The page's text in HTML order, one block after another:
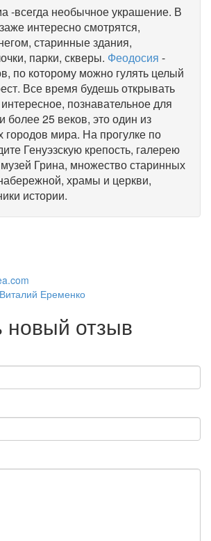
-всегда необычное украшение. В
интересно смотрятся,
старинные здания,
парки, скверы. Феодосия -
по которому можно гулять целый
Все время будешь открывать
познавательное для
более 25 веков, это один из
мира. На прогулке по
Генуэзскую крепость, галерею
Грина, множество старинных
храмы и церкви,
истории.
Еременко
новый отзыв